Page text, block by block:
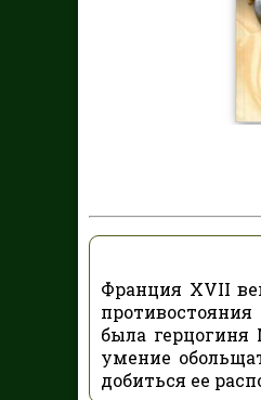
Франция XVII
была
умение
добиться ее